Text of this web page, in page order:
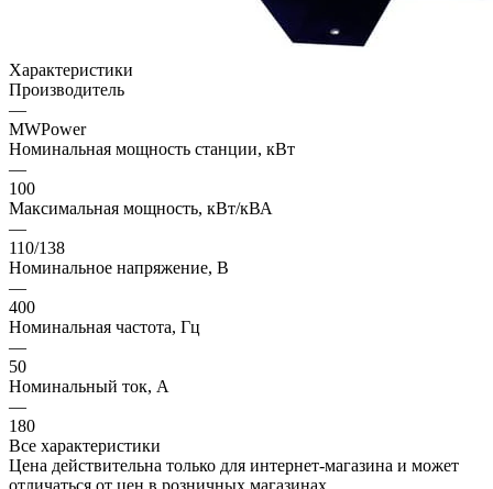
Характеристики
Производитель
—
MWPower
Номинальная мощность станции, кВт
—
100
Максимальная мощность, кВт/кВА
—
110/138
Номинальное напряжение, В
—
400
Номинальная частота, Гц
—
50
Номинальный ток, А
—
180
Все характеристики
Цена действительна только для интернет-магазина и может
отличаться от цен в розничных магазинах